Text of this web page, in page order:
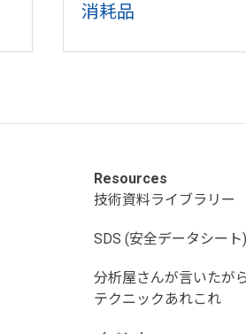
消耗品
Resources
技術資料ライブラリー
SDS (安全データシート
分析屋さんが言いたが
テクニックあれこれ